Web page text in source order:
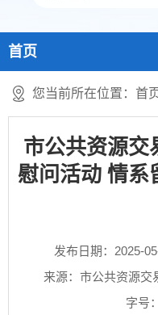
首页
您当前所在位置： 首
市公共资源交
慰问活动 情系
发布日期：2025-
来源：市公共资源交
字号：